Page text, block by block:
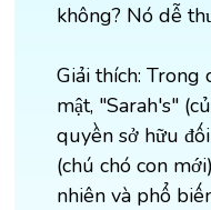
không? Nó dễ
Giải thích: Trong
mật, "Sarah's"
quyền sở hữu
(chú chó con
nhiên và phổ